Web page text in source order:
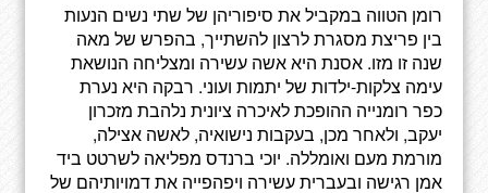
רומן הטווה במקביל את סיפוריהן של שתי נשים הנעות
בין פריצת מסגרת לרצון להשתייך, בהפרש של מאה
שנה זו מזו. אסנת היא אשה עשירה ומצליחה הנושאת
עימה צלקות-ילדות של יתמות ועוני. רבקה היא נערת
כפר רומנייה ההופכת לאיכרה ציונית נלהבת מזכרון
יעקב, ולאחר מכן, בעקבות נישואיה, לאשה אצילה,
מורמת מעם ואומללה. יוכי ברנדס מפליאה לשרטט ביד
אמן רגישה ובעברית עשירה ויפהפייה את דמויותיהם של